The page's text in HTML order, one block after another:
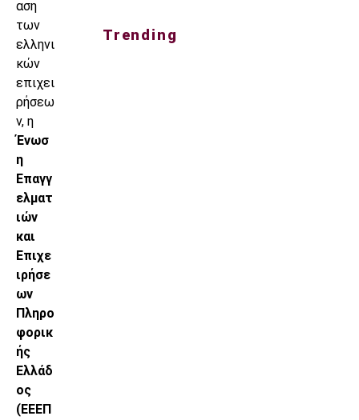
αση
των
ελληνι
κών
επιχει
ρήσεω
ν, η
Ένωσ
η
Επαγγ
ελματ
ιών
και
Επιχε
ιρήσε
ων
Πληρο
φορικ
ής
Ελλάδ
ος
(ΕΕΕΠ
Trending